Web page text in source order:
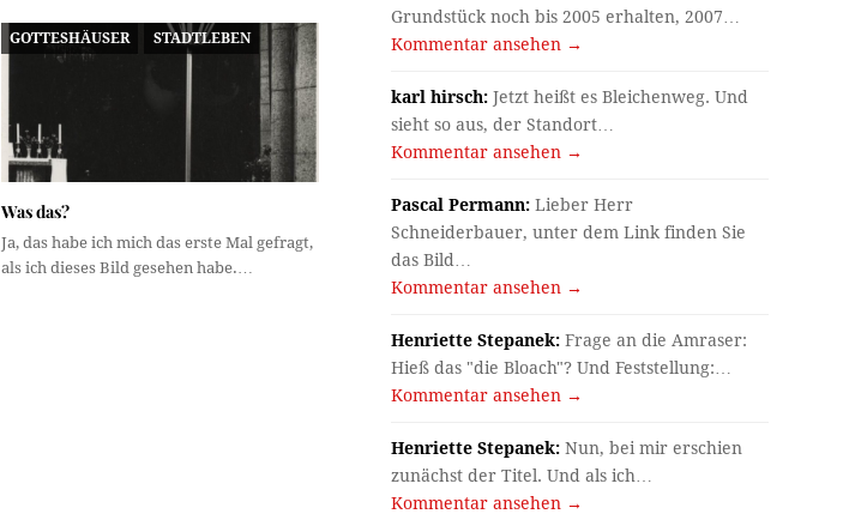
GOTTESHÄUSER STADTLEBEN
Was das?
Ja, das habe ich mich das erste Mal gefragt,
als ich dieses Bild gesehen habe.…
Grundstück noch bis 2005 erhalten, 2007…
Kommentar ansehen →
karl hirsch: Jetzt heißt es Bleichenweg. Und
sieht so aus, der Standort…
Kommentar ansehen →
Pascal Permann: Lieber Herr
Schneiderbauer, unter dem Link finden Sie
das Bild…
Kommentar ansehen →
Henriette Stepanek: Frage an die Amraser:
Hieß das "die Bloach"? Und Feststellung:…
Kommentar ansehen →
Henriette Stepanek: Nun, bei mir erschien
zunächst der Titel. Und als ich…
Kommentar ansehen →